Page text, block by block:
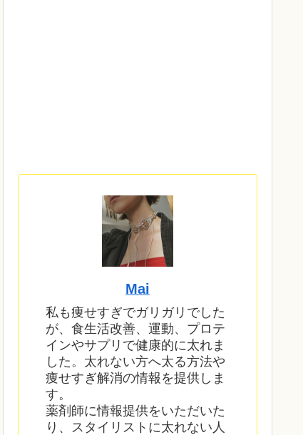
Mai
私も痩せすぎでガリガリでした
が、食生活改善、運動、プロテ
インやサプリで健康的に太れま
した。太れない方へ太る方法や
痩せすぎ解消の情報を提供しま
す。
薬剤師に情報提供をいただいた
り、スタイリストに太れない人